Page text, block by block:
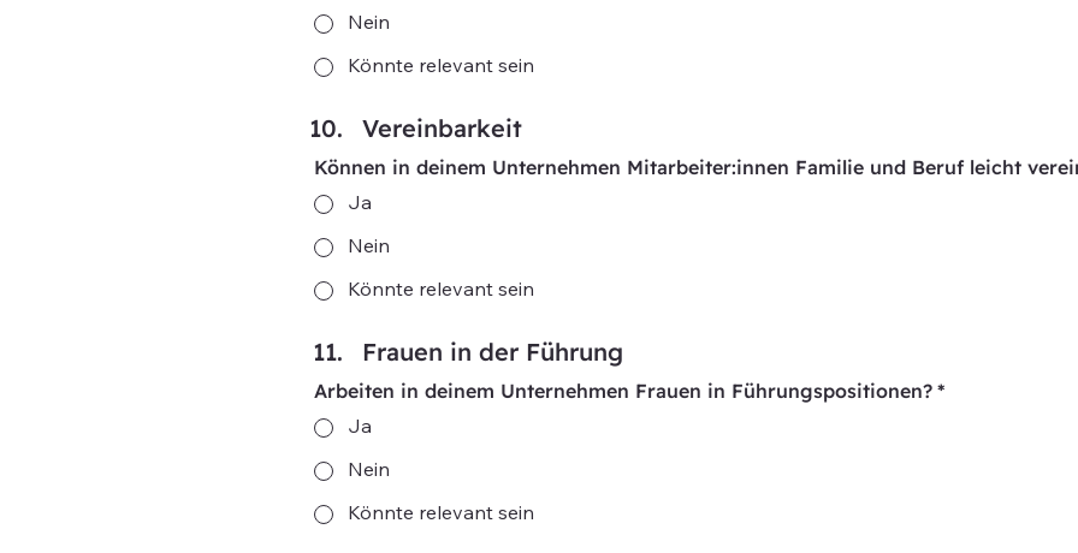
Nein
Könnte relevant sein
Vereinbarkeit
Können in deinem Unternehmen Mitarbeiter:innen Familie und Beruf leicht
Ja
Nein
Könnte relevant sein
Frauen in der Führung
Arbeiten in deinem Unternehmen Frauen in Führungspositionen? *
Ja
Nein
Könnte relevant sein